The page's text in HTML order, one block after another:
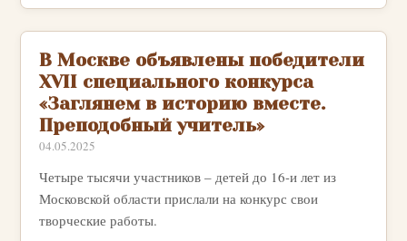
В Москве объявлены победители
XVII специального конкурса
«Заглянем в историю вместе.
Преподобный учитель»
04.05.2025
Четыре тысячи участников – детей до 16-и лет из
Московской области прислали на конкурс свои
творческие работы.